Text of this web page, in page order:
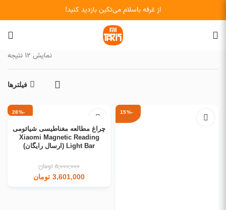
از غرفه باسلام می‌تکین بازدید کنید!
نمایش 12 نتیجه
فیلترها
-15%
-28%
افزودن به سبد خرید
چراغ مطالعه مغناطیسی شیائومی
Xiaomi Magnetic Reading
Light Bar (ارسال رایگان)
5,000,000تومان
3,601,000 تومان